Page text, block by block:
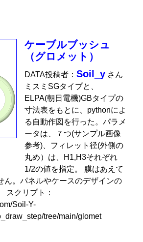
ケーブルブッシュ
（グロメット）
DATA投稿者：Soil_y さん
ミスミSGタイプと、
ELPA(朝日電機)GBタイプの
寸法表をもとに、pythonによ
る自動作図を行った。パラメ
ータは、７つ(サンプル画像
参考)、フィレット径(外側の
丸め）は、H1,H3それぞれ
1/2の値を指定。 膜はあえて
ん。パネルやケースのデザインの
スクリプト：
Soil-Y-
tree/main/glomet